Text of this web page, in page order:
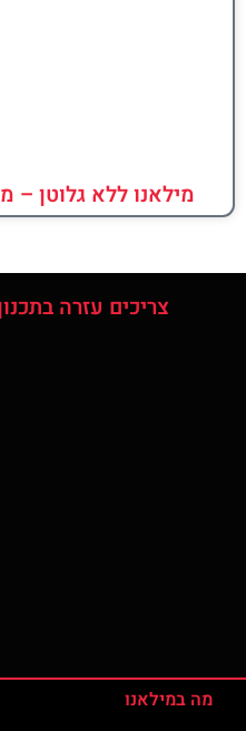
מילאנו ללא גלוטן –
צריכים עזרה
מה במילאנו